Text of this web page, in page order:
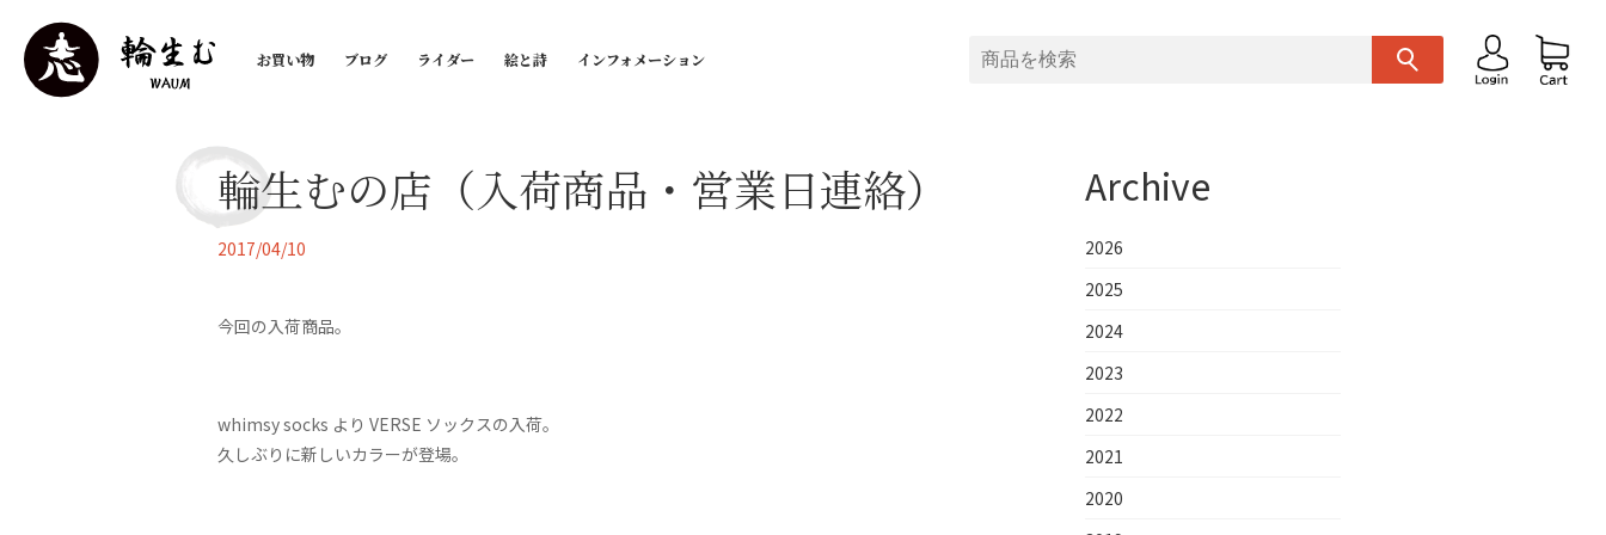
お買い物 ブログ ライダー 絵と詩 インフォメーション
輪生むの店（入荷商品・営業日連絡）
2017/04/10
今回の入荷商品。
whimsy socks より VERSE ソックスの入荷。
久しぶりに新しいカラーが登場。
Archive
2026
2025
2024
2023
2022
2021
2020